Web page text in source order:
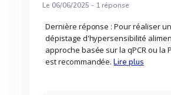
Le 06/06/2025 - 1réponse
Dernière réponse : Pour réaliser
dépistage d'hypersensibilité
approche basée sur la qPCR ou la
est recommandée.Lire plus